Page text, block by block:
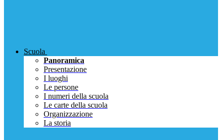
Scuola
Panoramica
Presentazione
I luoghi
Le persone
I numeri della scuola
Le carte della scuola
Organizzazione
La storia